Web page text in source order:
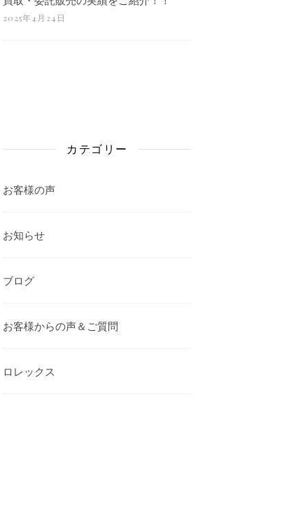
2025年4月24日
カテゴリー
お客様の声
お知らせ
ブログ
お客様からの声＆ご質問
ロレックス